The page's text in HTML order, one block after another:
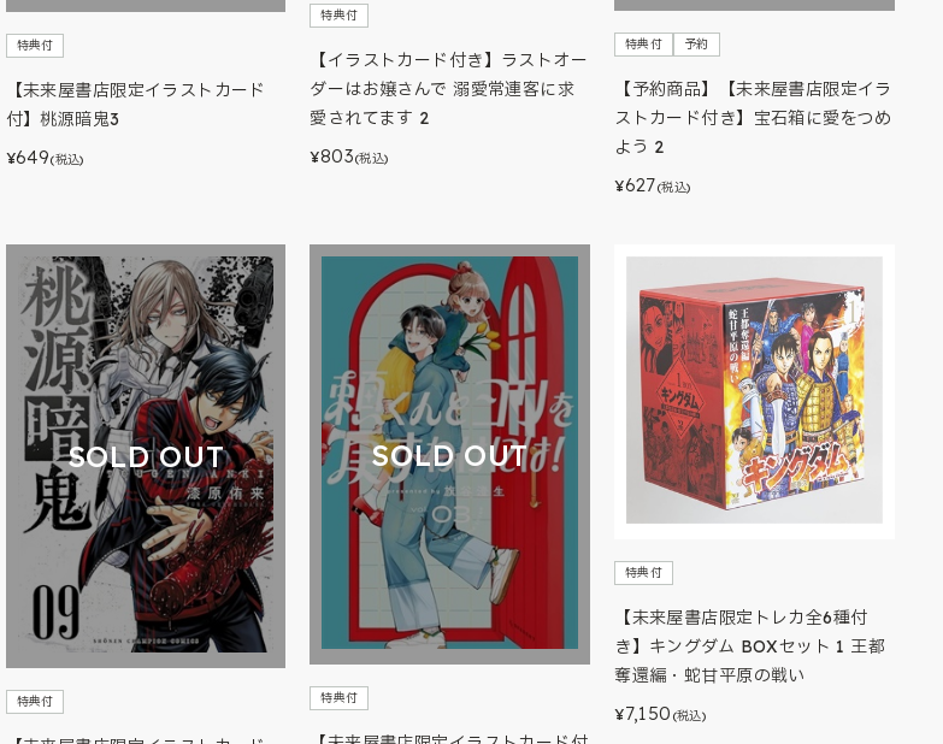
特典付
【未来屋書店限定イラストカード
付】桃源暗鬼3
¥649(税込)
特典付
【イラストカード付き】ラストオー
ダーはお嬢さんで 溺愛常連客に求
愛されてます 2
¥803(税込)
特典付 予約
【予約商品】【未来屋書店限定イラ
ストカード付き】宝石箱に愛をつめ
よう 2
¥627(税込)
SOLD OUT
特典付
SOLD OUT
特典付
特典付
【未来屋書店限定トレカ全6種付
き】キングダム BOXセット 1 王都
奪還編・蛇甘平原の戦い
¥7,150 (税込)